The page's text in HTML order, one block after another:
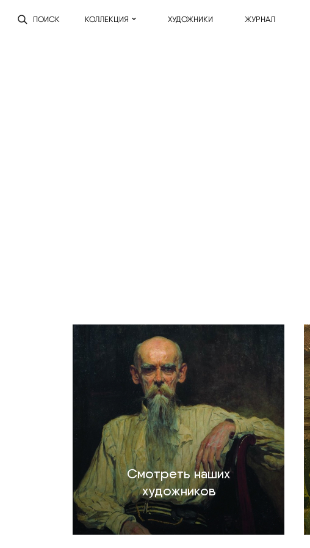
ПОИСК КОЛЛЕКЦИЯ ХУДОЖНИКИ ЖУРНАЛ
Смотреть наших
художников